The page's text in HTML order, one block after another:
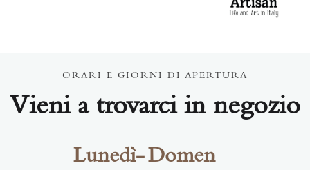
ORARI E GIORNI DI APERTURA
Vieni a trovarci in negozio
Lunedì-Domen